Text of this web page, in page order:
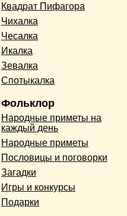
Квадрат Пифагора
Чихалка
Чесалка
Икалка
Зевалка
Спотыкалка
Фольклор
Народные приметы на
каждый день
Народные приметы
Пословицы и поговорки
Загадки
Игры и конкурсы
Подарки